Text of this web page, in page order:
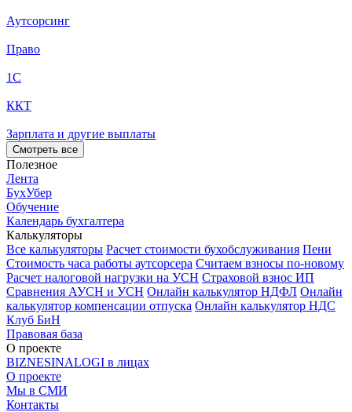
Аутсорсинг
Право
1С
ККТ
Зарплата и другие выплаты
Смотреть все
Полезное
Лента
БухУбер
Обучение
Календарь бухгалтера
Калькуляторы
Все калькуляторы Расчет стоимости бухобслуживания Пени
Стоимость часа работы аутсорсера Считаем взносы по-новому
Расчет налоговой нагрузки на УСН Страховой взнос ИП
Сравнения АУСН и УСН Онлайн калькулятор НДФЛ Онлайн
калькулятор компенсации отпуска Онлайн калькулятор НДС
Клуб БиН
Правовая база
О проекте
BIZNESINALOGI в лицах
О проекте
Мы в СМИ
Контакты